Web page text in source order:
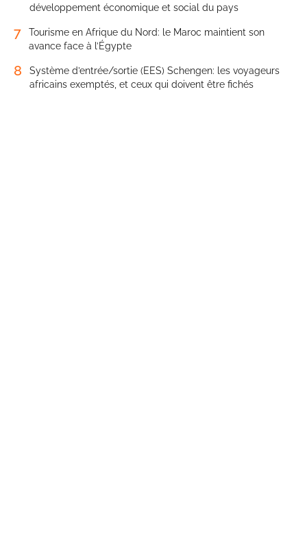
développement économique et social du pays
7
Tourisme en Afrique du Nord: le Maroc maintient son
avance face à l’Égypte
8
Système d’entrée/sortie (EES) Schengen: les voyageurs
africains exemptés, et ceux qui doivent être fichés